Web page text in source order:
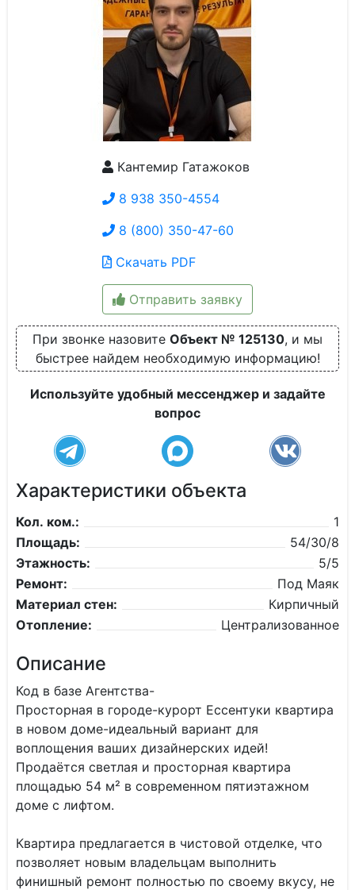
Кантемир Гатажоков
8 938 350-4554
8 (800) 350-47-60
Скачать PDF
Отправить заявку
При звонке назовите Объект № 125130, и мы
быстрее найдем необходимую информацию!
Используйте удобный мессенджер и задайте
вопрос
Характеристики объекта
Кол. ком.:
1
Площадь:
54/30/8
Этажность:
5/5
Ремонт:
Под Маяк
Материал стен:
Кирпичный
Отопление:
Централизованное
Описание
Код в базе Агентства-
Просторная в городе-курорт Ессентуки квартира
в новом доме-идеальный вариант для
воплощения ваших дизайнерских идей!
Продаётся светлая и просторная квартира
площадью 54 м² в современном пятиэтажном
доме с лифтом.
Квартира предлагается в чистовой отделке, что
позволяет новым владельцам выполнить
финишный ремонт полностью по своему вкусу, не